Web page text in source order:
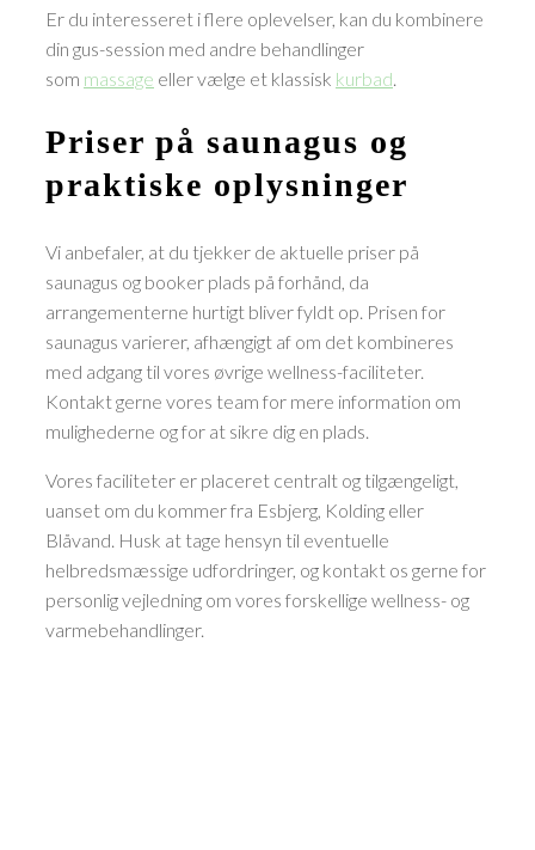
Er du interesseret i flere oplevelser, kan du kombinere
din gus-session med andre behandlinger
som massage eller vælge et klassisk kurbad.
Priser på saunagus og
praktiske oplysninger
Vi anbefaler, at du tjekker de aktuelle priser på
saunagus og booker plads på forhånd, da
arrangementerne hurtigt bliver fyldt op. Prisen for
saunagus varierer, afhængigt af om det kombineres
med adgang til vores øvrige wellness-faciliteter.
Kontakt gerne vores team for mere information om
mulighederne og for at sikre dig en plads.
Vores faciliteter er placeret centralt og tilgængeligt,
uanset om du kommer fra Esbjerg, Kolding eller
Blåvand. Husk at tage hensyn til eventuelle
helbredsmæssige udfordringer, og kontakt os gerne for
personlig vejledning om vores forskellige wellness- og
varmebehandlinger.